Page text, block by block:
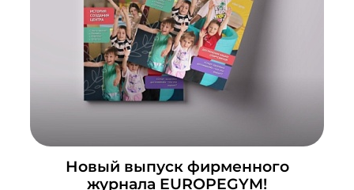
Новый выпуск фирменного
журнала EUROPEGYM!